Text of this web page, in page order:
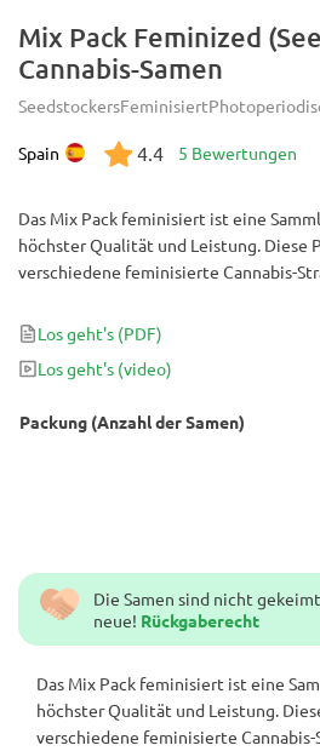
Mix Pack Feminized
Cannabis-Samen
SeedstockersFeminisiert
Spain 4.4 5 Bewertungen
Die Samen sind nicht
neue! Rückgaberecht
Das Mix Pack feminisiert ist eine
höchster Qualität und Leistung.
verschiedene feminisierte
Das Mix Pack feminisiert ist eine
höchster Qualität und Leistung. Diese
verschiedene feminisierte Cannabis-
einzigartigen Eigenschaften wie
Genetik und Ertrag ausgewählt
der besten Samen aus dem
paar Special Edition Samen freuen, die
Los geht's (PDF)
Los geht's (video)
Packung (Anzahl der Samen)